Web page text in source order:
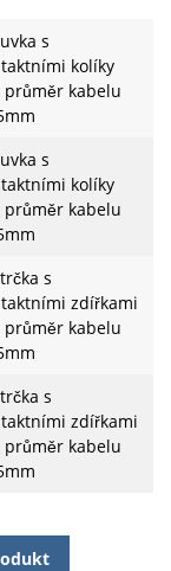
s
kolíky
průměr kabelu
s
kolíky
průměr kabelu
s
zdířkami
průměr kabelu
s
zdířkami
průměr kabelu